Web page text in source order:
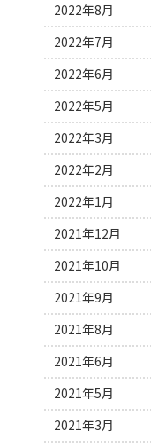
2022年8月
2022年7月
2022年6月
2022年5月
2022年3月
2022年2月
2022年1月
2021年12月
2021年10月
2021年9月
2021年8月
2021年6月
2021年5月
2021年3月